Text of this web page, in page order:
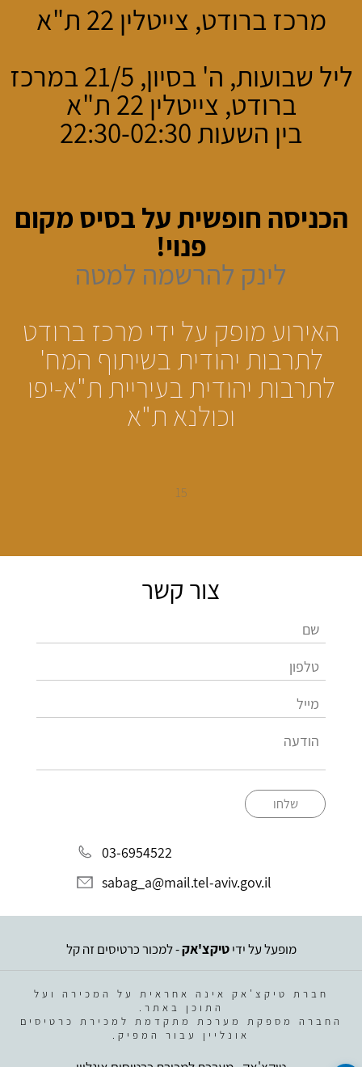
מרכז ברודט, צייטלין 22 ת"א
ליל שבועות, ה' בסיון, 21/5 במרכז
ברודט, צייטלין 22 ת"א
בין השעות 22:30-02:30
הכניסה חופשית על בסיס מקום
פנוי!
לינק להרשמה למטה
האירוע מופק על ידי מרכז ברודט
לתרבות יהודית בשיתוף המח'
לתרבות יהודית בעיריית ת"א-יפו
וכולנא ת"א
15
צור קשר
שלחו
03-6954522
sabag_a@mail.tel-aviv.gov.il
מופעל על ידיטיקצ'אק- למכור כרטיסים זה קל
חברת טיקצ'אק אינה אחראית על המכירה ועל
התוכן באתר.
החברה מספקת מערכת מתקדמת למכירת כרטיסים
אונליין עבור המפיק.